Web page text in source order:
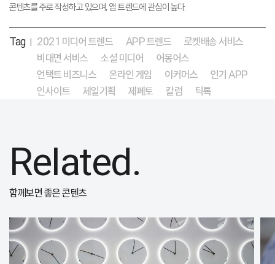
콘텐츠를 주로 작성하고 있으며, 앱 트렌드에 관심이 높다.
Tag | 2021 미디어 트렌드 APP 트렌드
로켓배송 서비스
비대면 서비스
소셜 미디어
어몽어스
언택트 비즈니스
온라인 게임 이커머스
인기 APP
인사이트
제일기획 제페토 칼럼 틱톡
Related.
함께보면 좋은 콘텐츠